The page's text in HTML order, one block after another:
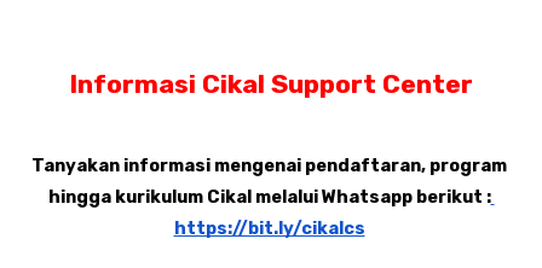
Informasi Cikal Support Center
Tanyakan informasi mengenai pendaftaran, program
hingga kurikulum Cikal melalui Whatsapp berikut :
https://bit.ly/cikalcs